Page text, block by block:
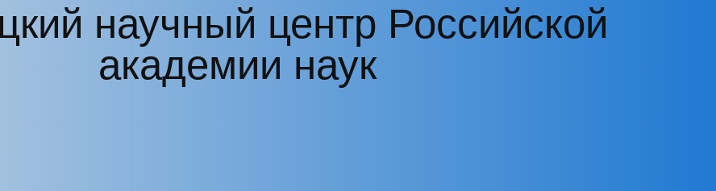
научный центр Российской
академии наук